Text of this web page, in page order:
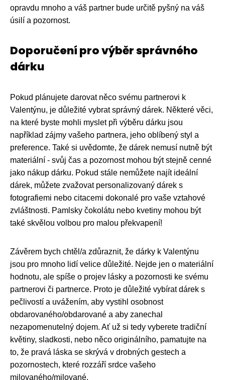
opravdu mnoho a váš partner bude určitě pyšný na váš
úsilí a pozornost.
Doporučení pro výběr správného
dárku
Pokud plánujete darovat něco svému partnerovi k
Valentýnu, je důležité vybrat správný dárek. Některé věci,
na které byste mohli myslet při výběru dárku jsou
například zájmy vašeho partnera, jeho oblíbený styl a
preference. Také si uvědomte, že dárek nemusí nutně být
materiální - svůj čas a pozornost mohou být stejně cenné
jako nákup dárku. Pokud stále nemůžete najít ideální
dárek, můžete zvažovat personalizovaný dárek s
fotografiemi nebo citacemi dokonalé pro vaše vztahové
zvláštnosti. Pamlsky čokolátu nebo kvetiny mohou být
také skvělou volbou pro malou překvapení!
Závěrem bych chtěl/a zdůraznit, že dárky k Valentýnu
jsou pro mnoho lidí velice důležité. Nejde jen o materiální
hodnotu, ale spíše o projev lásky a pozornosti ke svému
partnerovi či partnerce. Proto je důležité vybírat dárek s
pečlivostí a uvážením, aby vystihl osobnost
obdarovaného/obdarované a aby zanechal
nezapomenutelný dojem. Ať už si tedy vyberete tradiční
květiny, sladkosti, nebo něco originálního, pamatujte na
to, že pravá láska se skrývá v drobných gestech a
pozornostech, které rozzáří srdce vašeho
milovaného/milované.